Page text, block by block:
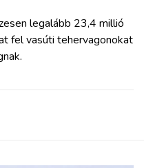
legalább 23,4 millió
fel vasúti tehervagonokat